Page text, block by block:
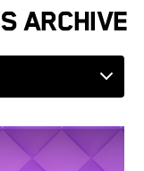
Archive